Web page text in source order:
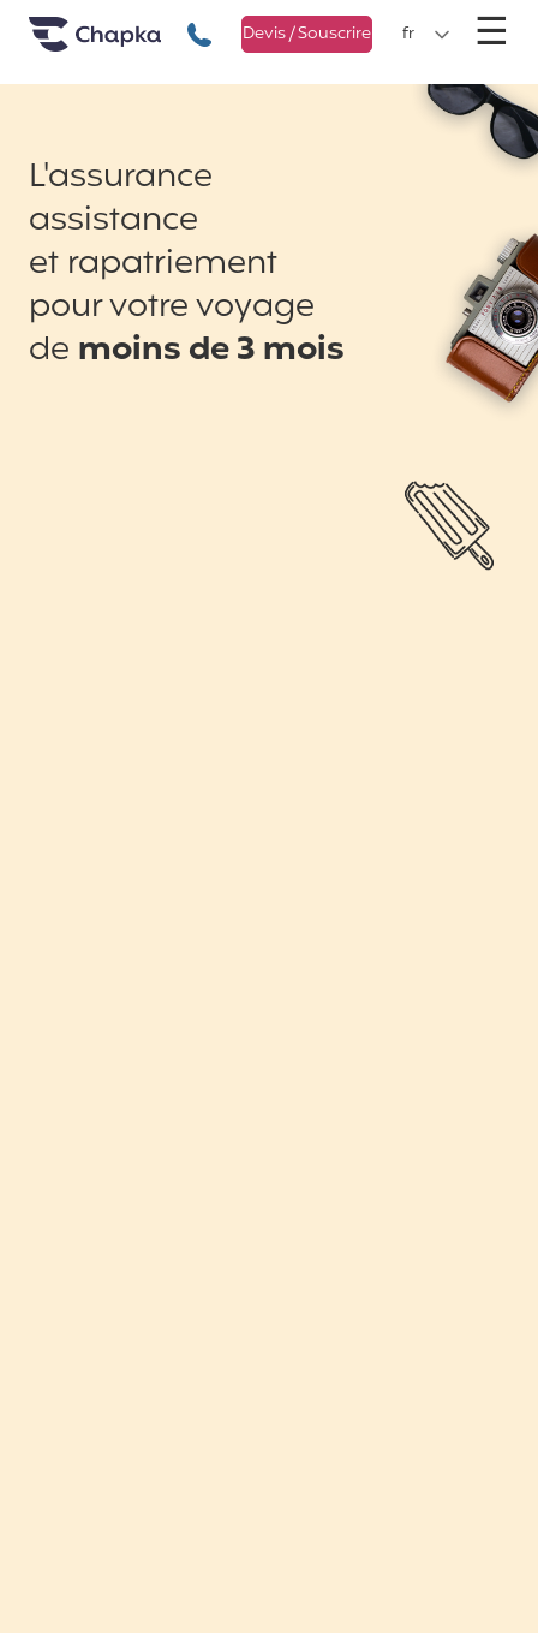
Chapka Assurances Voyages
+33 1 74 85 50 50
Devis / Souscrire fr ☰
L'assurance
assistance
et rapatriement
pour votre voyage
de moins de 3 mois